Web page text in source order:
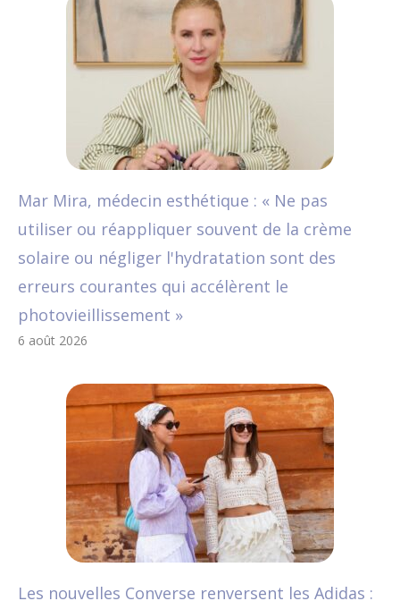
Mar Mira, médecin esthétique : « Ne pas
utiliser ou réappliquer souvent de la crème
solaire ou négliger l'hydratation sont des
erreurs courantes qui accélèrent le
photovieillissement »
6 août 2026
Les nouvelles Converse renversent les Adidas :